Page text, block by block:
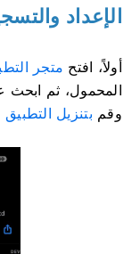
الإعداد
أولاً، افتح متجر
المحمول، ثم ابحث
وقم بتنزيل التطبيق